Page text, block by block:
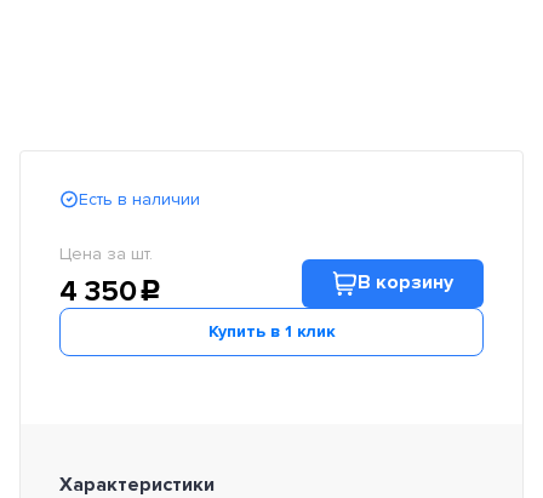
Есть в наличии
Цена за шт.
4 350c В корзину
Купить в 1 клик
Характеристики